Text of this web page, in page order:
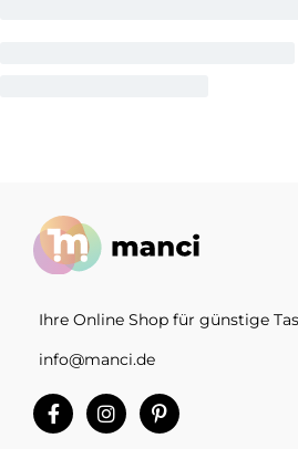
Ihre Online Shop für günstige
info@manci.de